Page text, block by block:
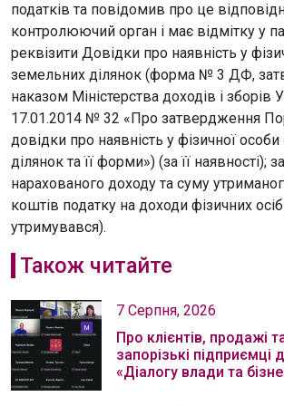
податків та повідомив про це
контролюючий орган і має відмітку у
реквізити Довідки про наявність у
земельних ділянок (форма № 3 ДФ,
наказом Міністерства доходів і зборів
17.01.2014 № 32 «Про затвердження
довідки про наявність у фізичної
ділянок та її форми») (за її наявності);
нарахованого доходу та суму
коштів податку на доходи фізичних
утримувався).
Також читайте
7 Серпня, 2026
Про клієнтів, продажі
запорізькі підприємці
«Діалогу влади та